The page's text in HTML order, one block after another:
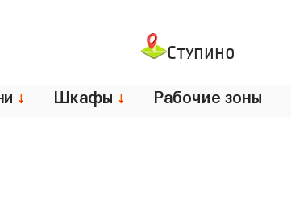
Ступино
↓ Шкафы ↓ Рабочие зоны